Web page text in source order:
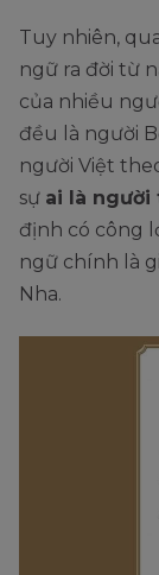
Tuy nhiên,
ngữ ra đời từ
của nhiều
đều là người
người Việt
sự ai là người
định có công
ngữ chính là
Nha.